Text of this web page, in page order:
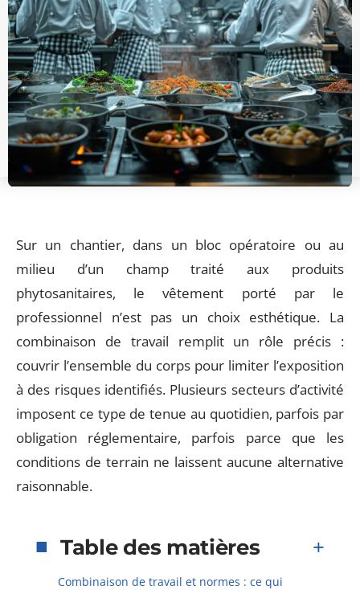
Sur un chantier, dans un bloc opératoire ou au
milieu d’un champ traité aux produits
phytosanitaires, le vêtement porté par le
professionnel n’est pas un choix esthétique. La
combinaison de travail remplit un rôle précis :
couvrir l’ensemble du corps pour limiter l’exposition
à des risques identifiés. Plusieurs secteurs d’activité
imposent ce type de tenue au quotidien, parfois par
obligation réglementaire, parfois parce que les
conditions de terrain ne laissent aucune alternative
raisonnable.
Table des matières
Combinaison de travail et normes : ce qui